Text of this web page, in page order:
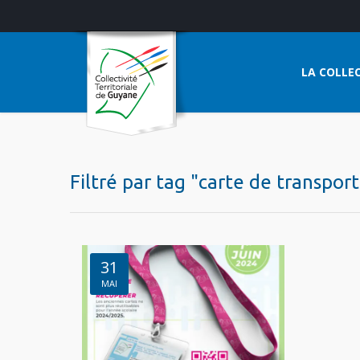
LA
Filtré par tag "carte de
31
MAI